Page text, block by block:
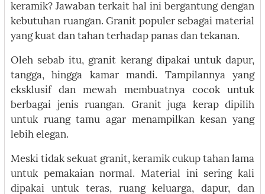
keramik? Jawaban terkait hal ini bergantung dengan
kebutuhan ruangan. Granit populer sebagai material
yang kuat dan tahan terhadap panas dan tekanan.
Oleh sebab itu, granit kerang dipakai untuk dapur,
tangga, hingga kamar mandi. Tampilannya yang
eksklusif dan mewah membuatnya cocok untuk
berbagai jenis ruangan. Granit juga kerap dipilih
untuk ruang tamu agar menampilkan kesan yang
lebih elegan.
Meski tidak sekuat granit, keramik cukup tahan lama
untuk pemakaian normal. Material ini sering kali
dipakai untuk teras, ruang keluarga, dapur, dan